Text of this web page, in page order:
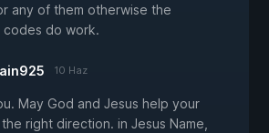
any of them otherwise the
codes do work.
10 Haz
May God and Jesus help your
right direction. in Jesus Name,